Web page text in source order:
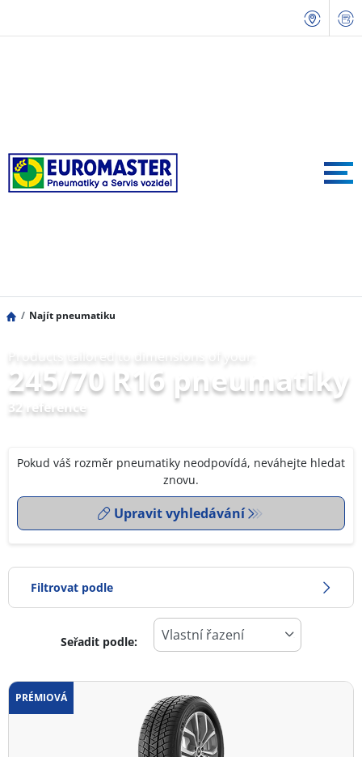
Najít pneumatiku
245/70 R16 pneumatiky
32 reference
Pokud váš rozměr pneumatiky neodpovídá, neváhejte hledat
znovu.
Upravit vyhledávání
Filtrovat podle
Typ pneumatiky
Všechny typy (32)
Seřadit podle:
PRÉMIOVÁ